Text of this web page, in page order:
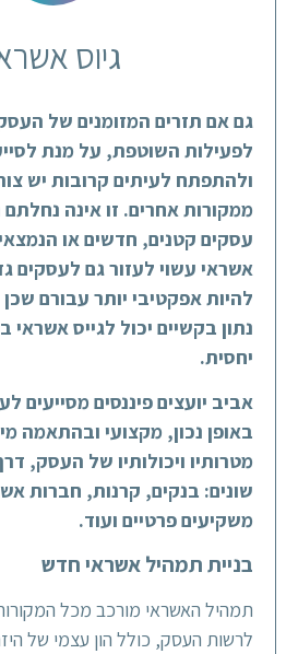
גיוס
גם אם תזרים המזומנים של
לפעילות השוטפת, על מנת
ולהתפתח לעיתים קרובות יש
ממקורות אחרים. זו אינה
עסקים קטנים, חדשים או
אשראי עשוי לעזור גם לעסקים
להיות אפקטיבי יותר עבורם
נתון בקשיים יכול לגייס אשראי
יחסית.
אביב יועצים פיננסים מסייעים
באופן נכון, מקצועי ובהתאמה
מטרותיו ויכולותיו של העסק,
שונים: בנקים, קרנות, חברות
משקיעים פרטיים ועוד.
בניית תמהיל אשראי חדש
תמהיל האשראי מורכב מכל
לרשות העסק, כולל הון עצמי של